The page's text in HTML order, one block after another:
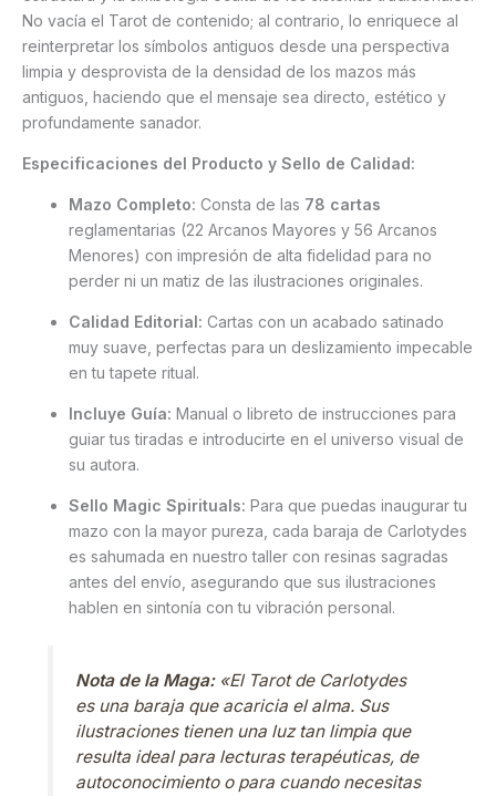
No vacía el Tarot de contenido; al contrario, lo enriquece al
reinterpretar los símbolos antiguos desde una perspectiva
limpia y desprovista de la densidad de los mazos más
antiguos, haciendo que el mensaje sea directo, estético y
profundamente sanador.
Especificaciones del Producto y Sello de Calidad:
Mazo Completo: Consta de las 78 cartas
reglamentarias (22 Arcanos Mayores y 56 Arcanos
Menores) con impresión de alta fidelidad para no
perder ni un matiz de las ilustraciones originales.
Calidad Editorial: Cartas con un acabado satinado
muy suave, perfectas para un deslizamiento impecable
en tu tapete ritual.
Incluye Guía: Manual o libreto de instrucciones para
guiar tus tiradas e introducirte en el universo visual de
su autora.
Sello Magic Spirituals: Para que puedas inaugurar tu
mazo con la mayor pureza, cada baraja de Carlotydes
es sahumada en nuestro taller con resinas sagradas
antes del envío, asegurando que sus ilustraciones
hablen en sintonía con tu vibración personal.
Nota de la Maga: «El Tarot de Carlotydes
es una baraja que acaricia el alma. Sus
ilustraciones tienen una luz tan limpia que
resulta ideal para lecturas terapéuticas, de
autoconocimiento o para cuando necesitas